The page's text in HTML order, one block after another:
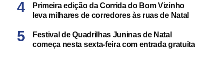
Primeira edição da Corrida do Bom Vizinho
leva milhares de corredores às ruas de Natal
Festival de Quadrilhas Juninas de Natal
começa nesta sexta-feira com entrada gratuita